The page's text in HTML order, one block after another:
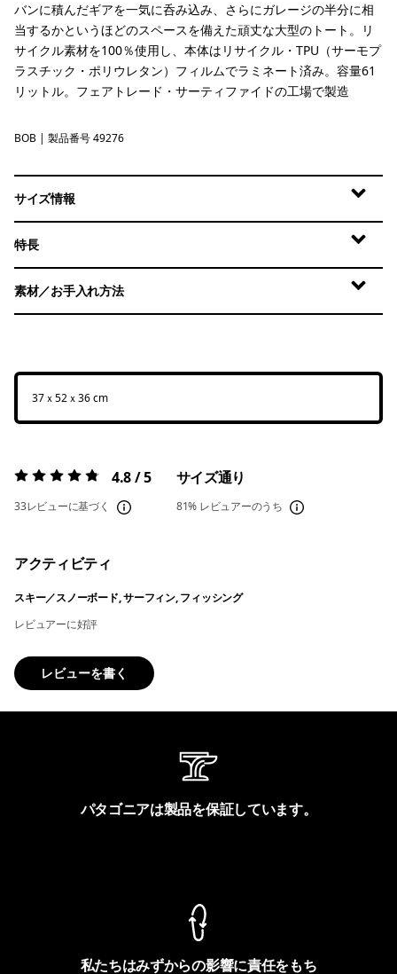
バンに積んだギアを一気に呑み込み、さらにガレージの半分に相
当するかというほどのスペースを備えた頑丈な大型のトート。リ
サイクル素材を100％使用し、本体はリサイクル・TPU（サーモプ
ラスチック・ポリウレタン）フィルムでラミネート済み。容量61
リットル。フェアトレード・サーティファイドの工場で製造
Black w/Black
BOB | 製品番号 49276
サイズ情報
特長
素材／お手入れ方法
37ｘ52ｘ36 cm
評価:4.8 / 5 4.8 / 5
33レビューに基づく
サイズ通り
81% レビュアーのうち
アクティビティ
スキー／スノーボード, サーフィン, フィッシング
レビュアーに好評
レビューを書く
パタゴニアは製品を保証しています。
私たちはみずからの影響に責任をもち